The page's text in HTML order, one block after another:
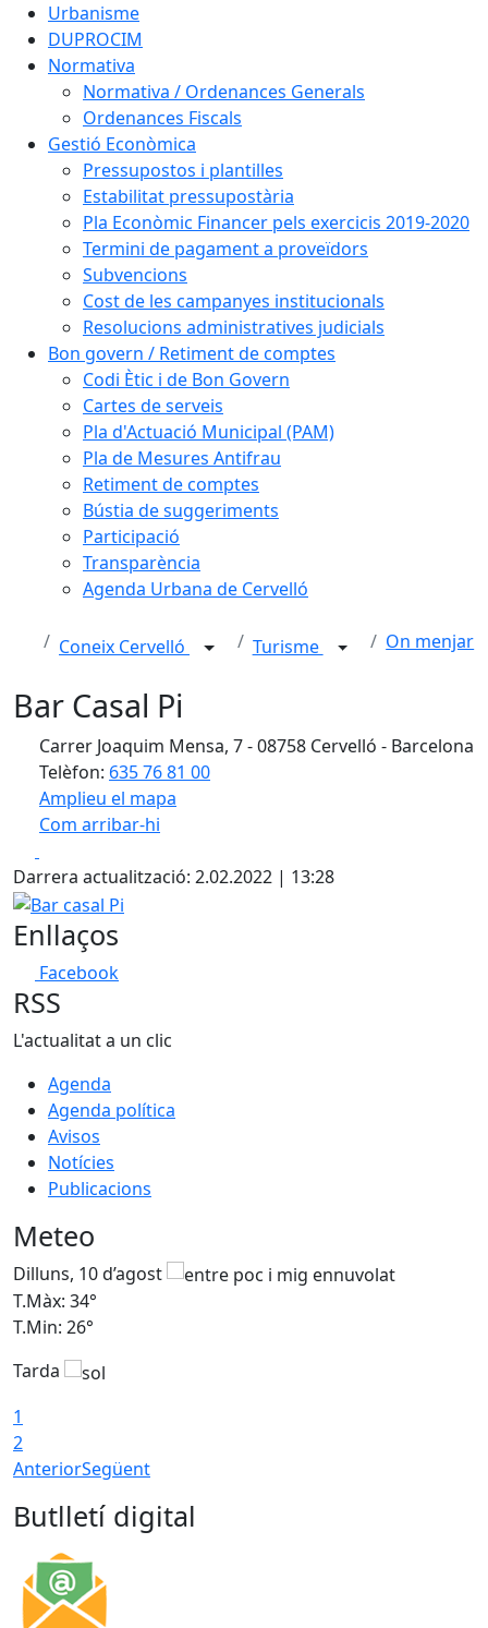
Urbanisme
DUPROCIM
Normativa
Normativa / Ordenances Generals
Ordenances Fiscals
Gestió Econòmica
Pressupostos i plantilles
Estabilitat pressupostària
Pla Econòmic Financer pels exercicis 2019-2020
Termini de pagament a proveïdors
Subvencions
Cost de les campanyes institucionals
Resolucions administratives judicials
Bon govern / Retiment de comptes
Codi Ètic i de Bon Govern
Cartes de serveis
Pla d'Actuació Municipal (PAM)
Pla de Mesures Antifrau
Retiment de comptes
Bústia de suggeriments
Participació
Transparència
Agenda Urbana de Cervelló
Coneix Cervelló Turisme On menjar
Bar Casal Pi
Carrer Joaquim Mensa, 7 - 08758 Cervelló - Barcelona
Telèfon: 635 76 81 00
Amplieu el mapa
Com arribar-hi
+
−
Darrera actualització: 2.02.2022 | 13:28
Bar casal Pi
Enllaços
Facebook
RSS
L'actualitat a un clic
Agenda
Agenda política
Avisos
Notícies
Publicacions
Meteo
Dilluns, 10 d’agost
T.Màx: 34°
T.Min: 26°
Tarda
1
2
AnteriorSegüent
Butlletí digital